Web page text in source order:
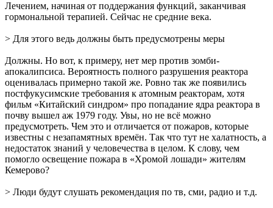
Лечением, начиная от поддержания функций, заканчивая
гормональной терапией. Сейчас не средние века.
> Для этого ведь должны быть предусмотрены меры
Должны. Но вот, к примеру, нет мер против зомби-
апокалипсиса. Вероятность полного разрушения реактора
оценивалась примерно такой же. Ровно так же появились
постфукусимские требования к атомным реакторам, хотя
фильм «Китайский синдром» про попадание ядра реактора в
почву вышел аж 1979 году. Увы, но не всё можно
предусмотреть. Чем это и отличается от пожаров, которые
известны с незапамятных времён. Так что тут не халатность, а
недостаток знаний у человечества в целом. К слову, чем
помогло освещение пожара в «Хромой лошади» жителям
Кемерово?
> Люди будут слушать рекомендация по тв, сми, радио и т.д.